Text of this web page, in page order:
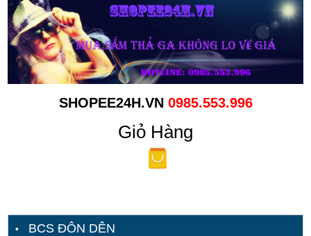
SHOPEE24H.VN 0985.553.996
Giỏ Hàng
BCS ĐÔN DÊN